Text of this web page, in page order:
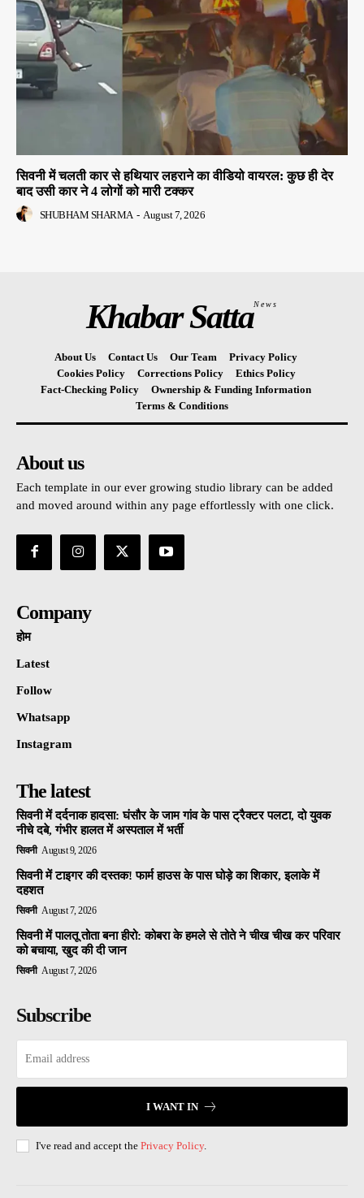
सिवनी में चलती कार से हथियार लहराने का वीडियो वायरल: कुछ ही देर
बाद उसी कार ने 4 लोगों को मारी टक्कर
SHUBHAM SHARMA - August 7, 2026
Khabar SattaNews
About Us Contact Us Our Team
Privacy Policy
Cookies Policy
Corrections Policy
Ethics Policy
Fact-Checking Policy
Ownership & Funding Information
Terms & Conditions
About us
Each template in our ever growing studio library can be added
and moved around within any page effortlessly with one click.
Company
होम
Latest
Follow
Whatsapp
Instagram
The latest
सिवनी में दर्दनाक हादसा: घंसौर के जाम गांव के पास ट्रैक्टर पलटा, दो युवक
नीचे दबे, गंभीर हालत में अस्पताल में भर्ती
सिवनी August 9, 2026
सिवनी में टाइगर की दस्तक! फार्म हाउस के पास घोड़े का शिकार, इलाके में
दहशत
सिवनी August 7, 2026
सिवनी में पालतू तोता बना हीरो: कोबरा के हमले से तोते ने चीख चीख कर परिवार
को बचाया, खुद की दी जान
सिवनी August 7, 2026
Subscribe
I WANT IN
I've read and accept the Privacy Policy.